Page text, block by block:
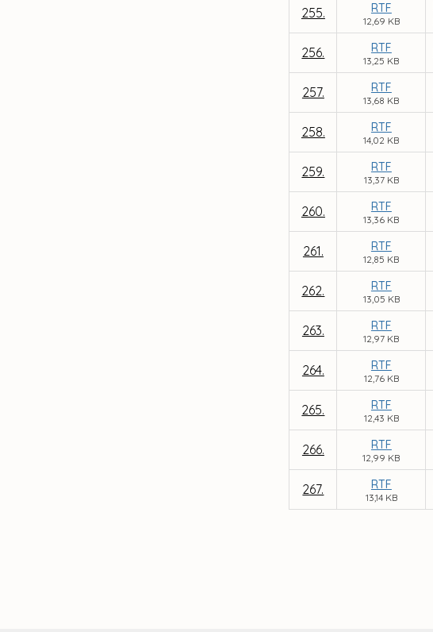
255. RTF
12,69 KB
256. RTF
13,25 KB
257. RTF
13,68 KB
258. RTF
14,02 KB
259. RTF
13,37 KB
260. RTF
13,36 KB
261. RTF
12,85 KB
262. RTF
13,05 KB
263. RTF
12,97 KB
264. RTF
12,76 KB
265. RTF
12,43 KB
266. RTF
12,99 KB
267. RTF
13,14 KB